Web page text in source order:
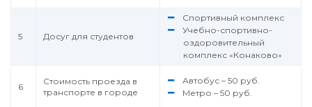
5 Досуг для студентов
Спортивный комплекс
Учебно-спортивно-
оздоровительный
комплекс «Конаково»
6
Стоимость проезда в
транспорте в городе
Автобус – 50 руб.
Метро – 50 руб.